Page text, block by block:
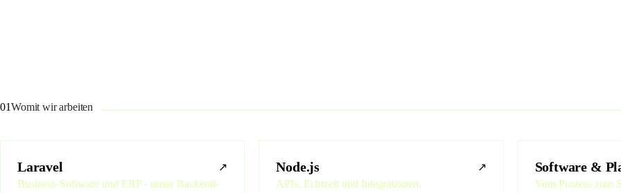
01Womit wir arbeiten
Laravel
↗
Business-Software und ERP - unser Backend-
Node.js
↗
APIs, Echtzeit und Integrationen.
Software &
Vom Prozess zum